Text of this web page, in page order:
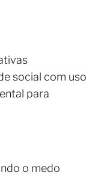
social com uso
para
o medo